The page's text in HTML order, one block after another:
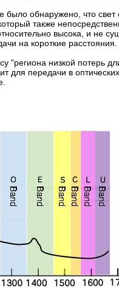
было обнаружено, что
также
высока, и не
на короткие расстояния.
"региона низкой потерь
для передачи в